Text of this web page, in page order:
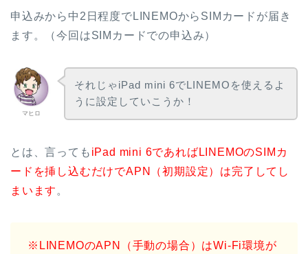
申込みから中2日程度でLINEMOからSIMカードが届き
ます。（今回はSIMカードでの申込み）
マヒロ
それじゃiPad mini 6でLINEMOを使えるよ
うに設定していこうか！
とは、言っても iPad mini 6であればLINEMOのSIMカ
ードを挿し込むだけでAPN（初期設定）は完了してし
まいます 。
※LINEMOのAPN（手動の場合）はWi-Fi環境が